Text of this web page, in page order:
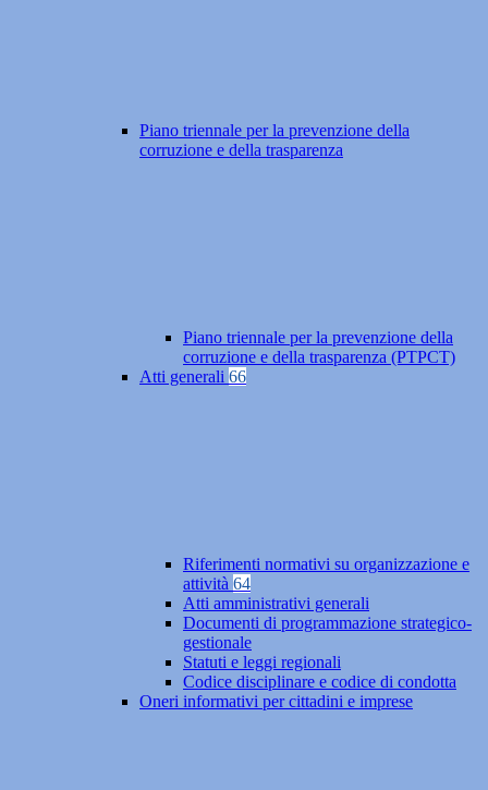
Piano triennale per la prevenzione della
corruzione e della trasparenza
Piano triennale per la prevenzione della
corruzione e della trasparenza (PTPCT)
Atti generali 66
Riferimenti normativi su organizzazione e
attività 64
Atti amministrativi generali
Documenti di programmazione strategico-
gestionale
Statuti e leggi regionali
Codice disciplinare e codice di condotta
Oneri informativi per cittadini e imprese